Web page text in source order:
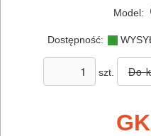
SIECIOWE
Model:
Dostępność:
szt.